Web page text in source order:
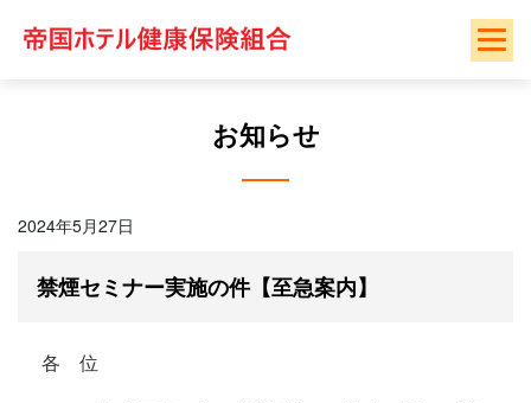
お知らせ
2024年5月27日
禁煙セミナー実施の件【至急案内】
各 位